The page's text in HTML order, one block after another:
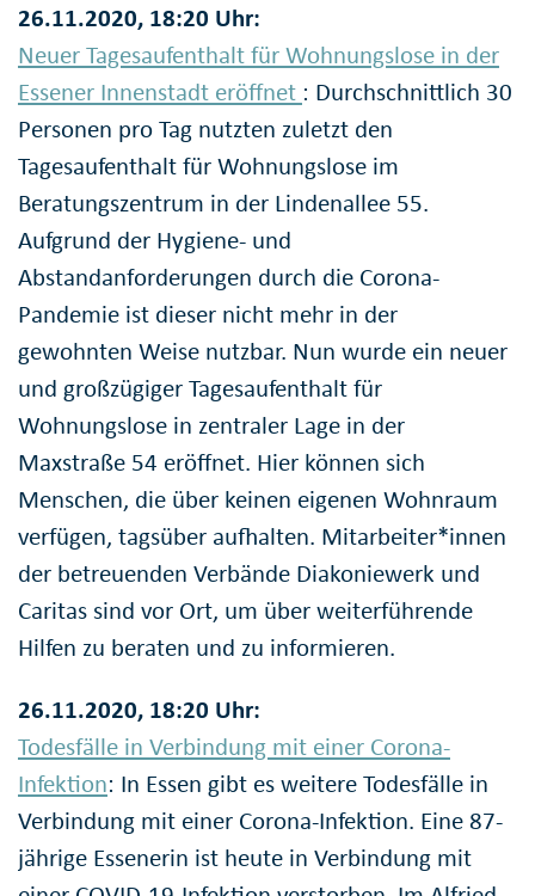
26.11.2020, 18:20 Uhr:
Neuer Tagesaufenthalt für Wohnungslose in der
Essener Innenstadt eröffnet : Durchschnittlich 30
Personen pro Tag nutzten zuletzt den
Tagesaufenthalt für Wohnungslose im
Beratungszentrum in der Lindenallee 55.
Aufgrund der Hygiene- und
Abstandanforderungen durch die Corona-
Pandemie ist dieser nicht mehr in der
gewohnten Weise nutzbar. Nun wurde ein neuer
und großzügiger Tagesaufenthalt für
Wohnungslose in zentraler Lage in der
Maxstraße 54 eröffnet. Hier können sich
Menschen, die über keinen eigenen Wohnraum
verfügen, tagsüber aufhalten. Mitarbeiter*innen
der betreuenden Verbände Diakoniewerk und
Caritas sind vor Ort, um über weiterführende
Hilfen zu beraten und zu informieren.
26.11.2020, 18:20 Uhr:
Todesfälle in Verbindung mit einer Corona-
Infektion: In Essen gibt es weitere Todesfälle in
Verbindung mit einer Corona-Infektion. Eine 87-
jährige Essenerin ist heute in Verbindung mit